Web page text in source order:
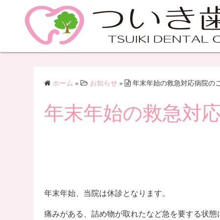
ホーム » お知らせ » 年末年始の救急対応病院の
年末年始の救急対
年末年始、当院は休診となります。
痛みがある、詰め物が取れたなど急を要する状